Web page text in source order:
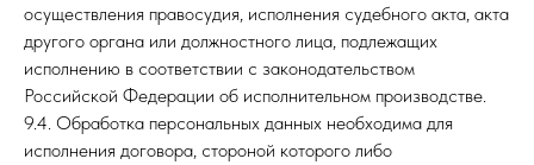
осуществления правосудия, исполнения судебного акта, акта
другого органа или должностного лица, подлежащих
исполнению в соответствии с законодательством
Российской Федерации об исполнительном производстве.
9.4. Обработка персональных данных необходима для
исполнения договора, стороной которого либо